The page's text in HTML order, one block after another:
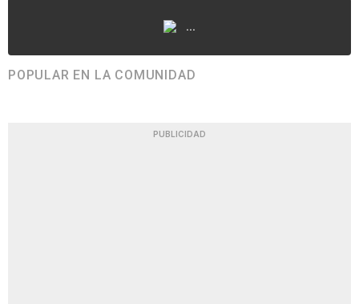
...
POPULAR EN LA COMUNIDAD
PUBLICIDAD